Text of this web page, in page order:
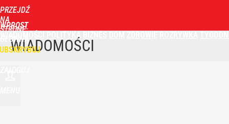
PRZEJDŹ
NA
STRONĘ
GŁÓWNĄ
WPROST
POLITYKA
WIADOMOŚCI